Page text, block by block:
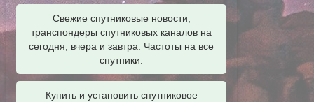
Свежие спутниковые новости,
транспондеры спутниковых каналов на
сегодня, вчера и завтра. Частоты на все
спутники.
Купить и установить спутниковое